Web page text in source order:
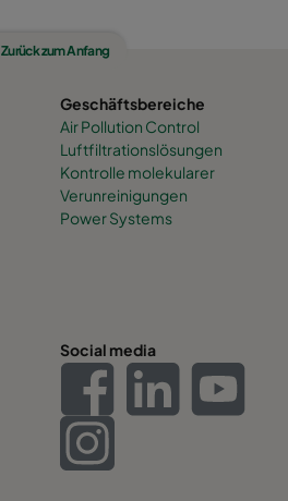
Zurück zum Anfang
Geschäftsbereiche
Air Pollution Control
Luftfiltrationslösungen
Kontrolle molekularer
Verunreinigungen
Power Systems
Social media